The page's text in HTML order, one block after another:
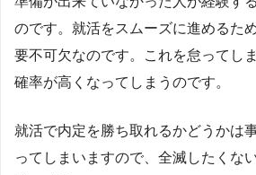
のです。就活をスムーズに進めるた
要不可欠なのです。これを怠ってし
確率が高くなってしまうのです。
就活で内定を勝ち取れるかどうかは
ってしまいますので、全滅したくな